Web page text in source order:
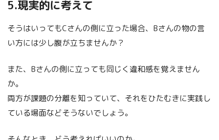
5.現実的に考えて
そうはいってもCさんの側に立った場合、Bさんの物の言
い方には少し腹が立ちませんか？
また、Bさんの側に立っても同じく違和感を覚えません
か。
両方が課題の分離を知っていて、それをひたむきに実践し
ている場面などそうないでしょう。